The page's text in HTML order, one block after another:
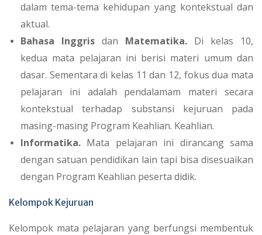
dalam tema-tema kehidupan yang kontekstual dan
aktual.
Bahasa Inggris dan Matematika. Di kelas 10,
kedua mata pelajaran ini berisi materi umum dan
dasar. Sementara di kelas 11 dan 12, fokus dua mata
pelajaran ini adalah pendalamam materi secara
kontekstual terhadap substansi kejuruan pada
masing-masing Program Keahlian. Keahlian.
Informatika. Mata pelajaran ini dirancang sama
dengan satuan pendidikan lain tapi bisa disesuaikan
dengan Program Keahlian peserta didik.
Kelompok Kejuruan
Kelompok mata pelajaran yang berfungsi membentuk